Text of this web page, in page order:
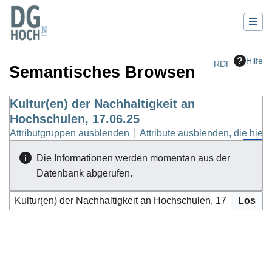
RDF Hilfe
Semantisches Browsen
Wechseln zu:Navigation,Suche
Kultur(en) der Nachhaltigkeit an
Hochschulen, 17.06.25
Attributgruppen ausblenden Attribute ausblenden, die
Die Informationen werden momentan aus der
Datenbank abgerufen.